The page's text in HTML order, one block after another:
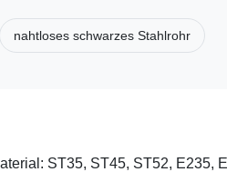
nahtloses schwarzes Stahlrohr
ST35, ST45, ST52, E235,